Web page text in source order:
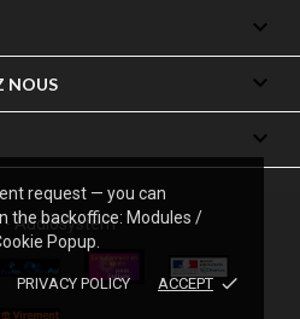
request — you can
the backoffice: Modules /
Popup.
PRIVACY POLICY ACCEPT done

NOUS 

Audiosystem